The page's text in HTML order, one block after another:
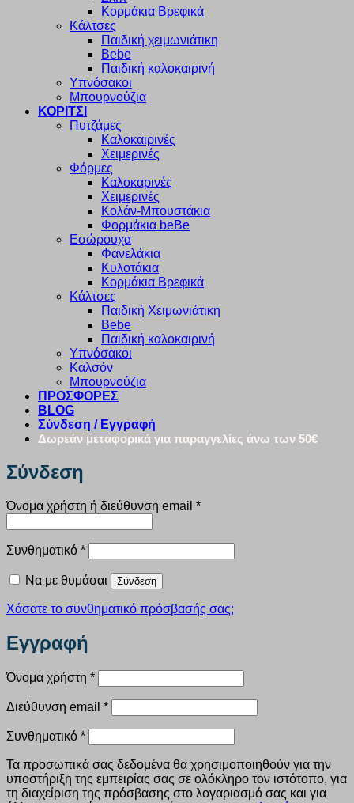
Κορμάκια Βρεφικά
Κάλτσες
Παιδική χειμωνιάτικη
Bebe
Παιδική καλοκαιρινή
Υπνόσακοι
Μπουρνούζια
ΚΟΡΙΤΣΙ
Πυτζάμες
Καλοκαιρινές
Χειμερινές
Φόρμες
Καλοκαρινές
Χειμερινές
Κολάν-Μπουστάκια
Φορμάκια beBe
Εσώρουχα
Φανελάκια
Κυλοτάκια
Κορμάκια Βρεφικά
Κάλτσες
Παιδική Χειμωνιάτικη
Bebe
Παιδική καλοκαιρινή
Υπνόσακοι
Καλσόν
Μπουρνούζια
ΠΡΟΣΦΟΡΕΣ
BLOG
Σύνδεση / Εγγραφή
Δωρεάν μεταφορικά για παραγγελίες άνω των 50€
Σύνδεση
Όνομα χρήστη ή διεύθυνση email *Απαιτείται
Συνθηματικό *Απαιτείται
Να με θυμάσαι Σύνδεση
Χάσατε το συνθηματικό πρόσβασής σας;
Εγγραφή
Όνομα χρήστη *Απαιτείται
Διεύθυνση email *Απαιτείται
Συνθηματικό *Απαιτείται
Τα προσωπικά σας δεδομένα θα χρησιμοποιηθούν για την
υποστήριξη της εμπειρίας σας σε ολόκληρο τον ιστότοπο, για
τη διαχείριση της πρόσβασης στο λογαριασμό σας και για